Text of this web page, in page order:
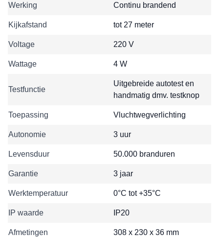
Werking Continu brandend
Kijkafstand tot 27 meter
Voltage 220 V
Wattage 4 W
Testfunctie
Uitgebreide autotest en
handmatig dmv. testknop
Toepassing Vluchtwegverlichting
Autonomie 3 uur
Levensduur 50.000 branduren
Garantie 3 jaar
Werktemperatuur 0°C tot +35°C
IP waarde IP20
Afmetingen 308 x 230 x 36 mm